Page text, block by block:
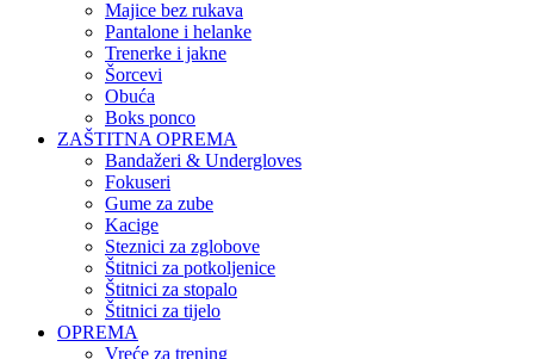
Majice bez rukava
Pantalone i helanke
Trenerke i jakne
Šorcevi
Obuća
Boks ponco
ZAŠTITNA OPREMA
Bandažeri & Undergloves
Fokuseri
Gume za zube
Kacige
Steznici za zglobove
Štitnici za potkoljenice
Štitnici za stopalo
Štitnici za tijelo
OPREMA
Vreće za trening